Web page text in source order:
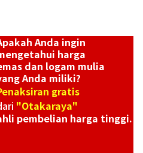
Anda ingin
harga
dan logam mulia
Anda miliki?
gratis
"Otakaraya"
pembelian harga tinggi.